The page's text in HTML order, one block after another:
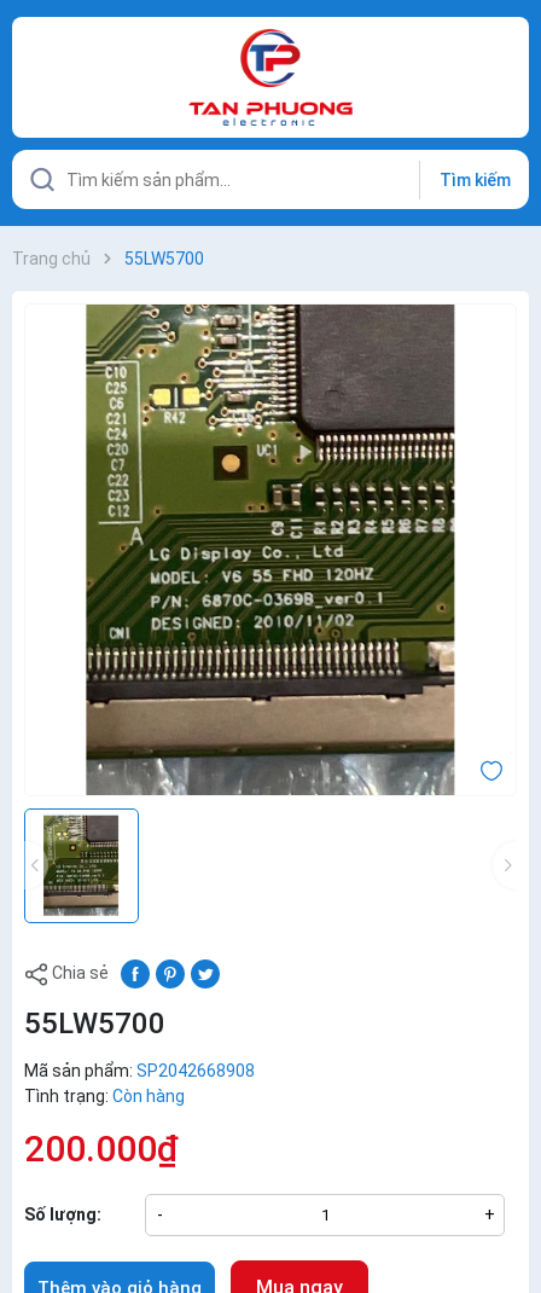
Tìm kiếm
Trang chủ 55LW5700
Chia sẻ
55LW5700
Mã sản phẩm: SP2042668908
Tình trạng: Còn hàng
200.000₫
Số lượng: - +
Thêm vào giỏ hàng Mua ngay